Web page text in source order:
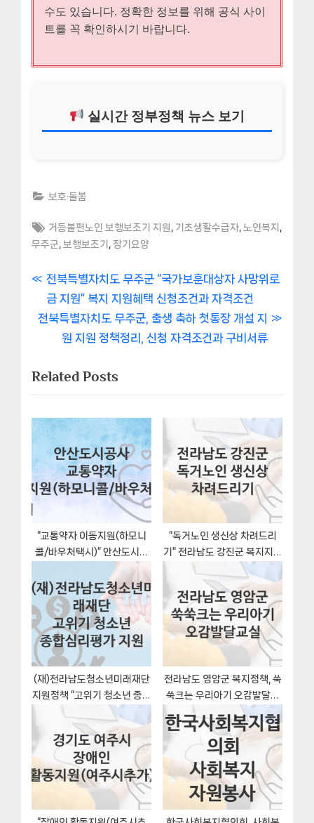
수도 있습니다. 정확한 정보를 위해 공식 사이
트를 꼭 확인하시기 바랍니다.
실시간 정부정책 뉴스 보기
보호·돌봄
Tags:
거동불편노인 보행보조기 지원 기초생활수급자 노인복지
무주군 보행보조기 장기요양
글
내
게
이
션
P
r
e
o
u
s
P
o
t
전북특별자치도 무주군 “국가보훈대상자 사망위로
금 지원” 복지 지원혜택 신청조건과 자격조건
N
t
P
o
s
:
전북특별자치도 무주군, 출생 축하 첫통장 개설 지
원 지원 정책정리, 신청 자격조건과 구비서류
Related Posts
“교통약자 이동지원(하모니
콜/바우처택시)” 안산도시공
사 지원혜택 일정과 신청방법
“독거노인 생신상 차려드리
기” 전라남도 강진군 복지지원
혜택 신청방법과 구비서류
(재)전라남도청소년미래재단
지원정책 “고위기 청소년 종합
심리평가 지원” 서비스 관리부
서 – 신청 서류와 자격
전라남도 영암군 복지정책, 쑥
쑥크는 우리아기 오감발달교
실-자격조건과 일정